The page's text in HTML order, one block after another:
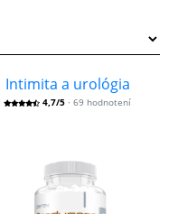
Intimita a urológia
4,7/5 · 69 hodnotení